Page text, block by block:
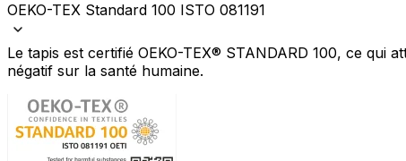
OEKO-TEX Standard 100 ISTO 081191
Le tapis est certifié OEKO-TEX® STANDARD 100, ce
négatif sur la santé humaine.
Nous utilisons des cookies